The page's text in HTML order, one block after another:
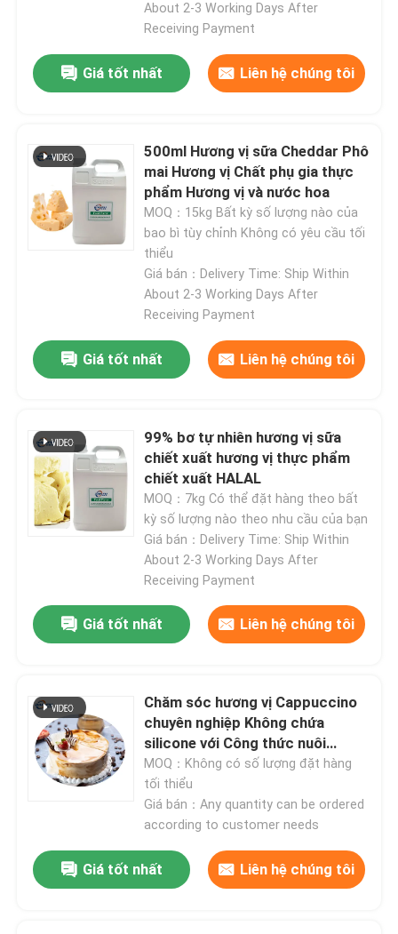
Để lại lời nhắn
Chúng tôi sẽ gọi lại cho bạn sớm!
About 2-3 Working Days After
Receiving Payment
Giá tốt nhất Liên hệ chúng tôi
500ml Hương vị sữa Cheddar Phô
mai Hương vị Chất phụ gia thực
phẩm Hương vị và nước hoa
MOQ：15kg Bất kỳ số lượng nào của
bao bì tùy chỉnh Không có yêu cầu tối
thiểu
Giá bán：Delivery Time: Ship Within
About 2-3 Working Days After
Receiving Payment
Giá tốt nhất Liên hệ chúng tôi
99% bơ tự nhiên hương vị sữa
chiết xuất hương vị thực phẩm
chiết xuất HALAL
MOQ：7kg Có thể đặt hàng theo bất
kỳ số lượng nào theo nhu cầu của bạn
Giá bán：Delivery Time: Ship Within
About 2-3 Working Days After
Receiving Payment
Giá tốt nhất Liên hệ chúng tôi
Chăm sóc hương vị Cappuccino
chuyên nghiệp Không chứa
silicone với Công thức nuôi
dưỡng Hương vị Cappuccino
MOQ：Không có số lượng đặt hàng
tối thiểu
Giá bán：Any quantity can be ordered
according to customer needs
Giá tốt nhất Liên hệ chúng tôi